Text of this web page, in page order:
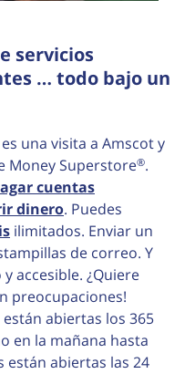
servicios
… todo bajo un
una visita a Amscot y
Money Superstore®.
cuentas
dinero. Puedes
ilimitados. Enviar un
de correo. Y
accesible. ¿Quiere
preocupaciones!
abiertas los 365
en la mañana hasta
están abiertas las 24